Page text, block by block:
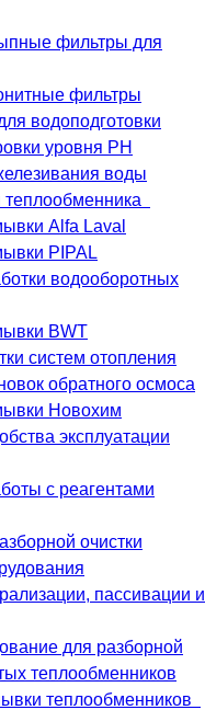
фильтры для
фильтры
водоподготовки
уровня PH
воды
Alfa Laval
PIPAL
водооборотных
BWT
систем отопления
обратного осмоса
Новохим
эксплуатации
с реагентами
очистки
пассивации и
для разборной
теплообменников
теплообменников